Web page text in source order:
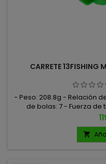
CARRETE 13FISHING
- Peso: 208.8g - Relación
de bolas: 7 - Fuerza
86,47cm - Capacidad de
Rodamientos de bobina
aluminio de corte japonés
- Sistema de freno
